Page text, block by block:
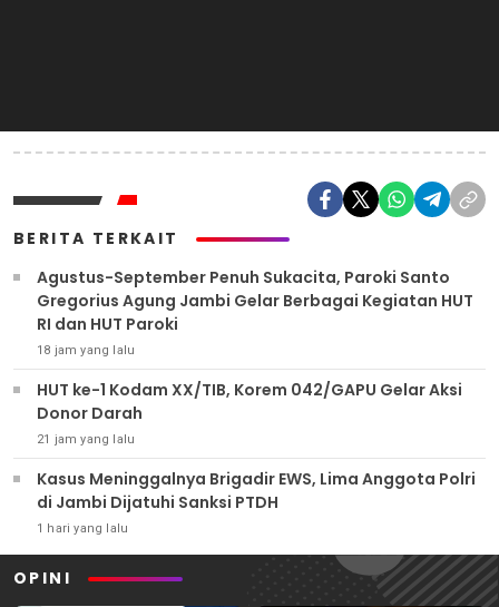
BERITA TERKAIT
Agustus-September Penuh Sukacita, Paroki Santo
Gregorius Agung Jambi Gelar Berbagai Kegiatan HUT
RI dan HUT Paroki
18 jam yang lalu
HUT ke-1 Kodam XX/TIB, Korem 042/GAPU Gelar Aksi
Donor Darah
21 jam yang lalu
Kasus Meninggalnya Brigadir EWS, Lima Anggota Polri
di Jambi Dijatuhi Sanksi PTDH
1 hari yang lalu
OPINI